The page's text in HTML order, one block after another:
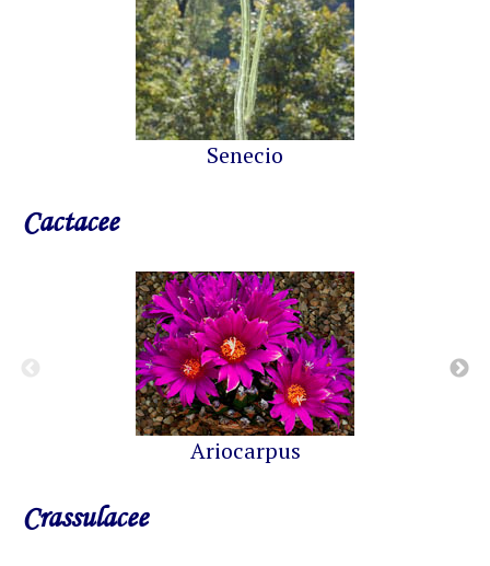
Senecio
Cactacee
Ariocarpus
Crassulacee